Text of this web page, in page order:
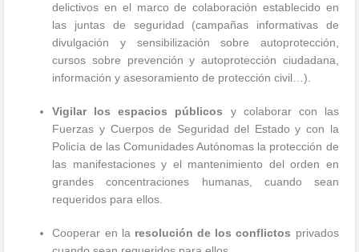
delictivos en el marco de colaboración establecido en
las juntas de seguridad (campañas informativas de
divulgación y sensibilización sobre autoprotección,
cursos sobre prevención y autoprotección ciudadana,
información y asesoramiento de protección civil…).
Vigilar los espacios públicos y colaborar con las
Fuerzas y Cuerpos de Seguridad del Estado y con la
Policía de las Comunidades Autónomas la protección de
las manifestaciones y el mantenimiento del orden en
grandes concentraciones humanas, cuando sean
requeridos para ellos.
Cooperar en la resolución de los conflictos privados